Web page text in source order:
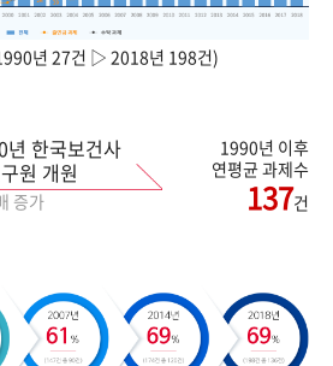
년 27건 ▷ 2018년 198건)
년 한국보건사
원 개원
증가
1990년 이후
연평균 과제수
137건